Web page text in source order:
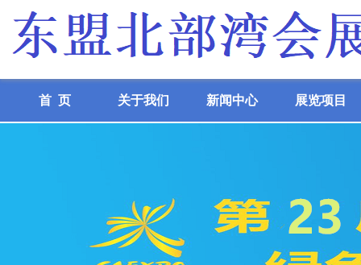
首 页 关于我们 新闻中心 展览项目